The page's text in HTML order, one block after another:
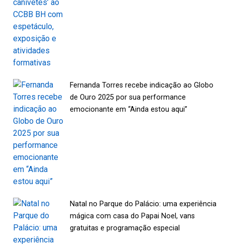
Fernanda Torres recebe indicação ao Globo
de Ouro 2025 por sua performance
emocionante em “Ainda estou aqui”
Natal no Parque do Palácio: uma experiência
mágica com casa do Papai Noel, vans
gratuitas e programação especial